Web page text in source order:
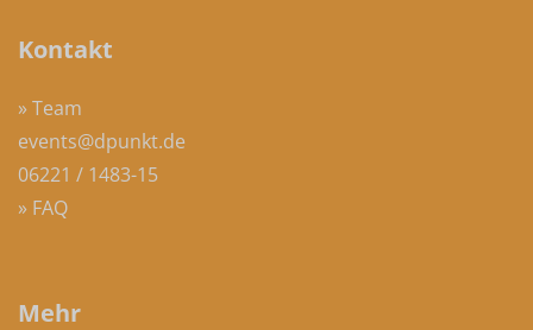
Kontakt
» Team
events@dpunkt.de
06221 / 1483-15
» FAQ
Mehr